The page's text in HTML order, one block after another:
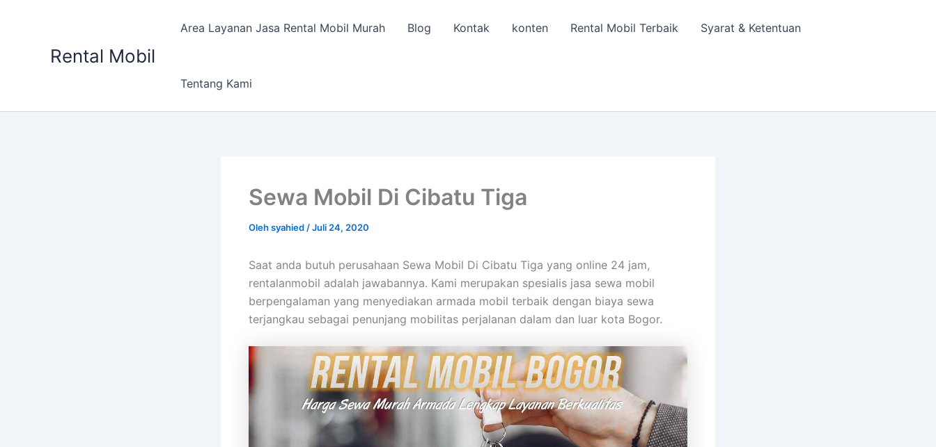
Rental Mobil
Area Layanan Jasa Rental Mobil Murah Blog Kontak konten Rental Mobil Terbaik Syarat & Ketentuan
Tentang Kami
Sewa Mobil Di Cibatu Tiga
Olehsyahied /Juli 24, 2020
Saat anda butuh perusahaan Sewa Mobil Di Cibatu Tiga yang online 24 jam,
rentalanmobil adalah jawabannya. Kami merupakan spesialis jasa sewa mobil
berpengalaman yang menyediakan armada mobil terbaik dengan biaya sewa
terjangkau sebagai penunjang mobilitas perjalanan dalam dan luar kota Bogor.